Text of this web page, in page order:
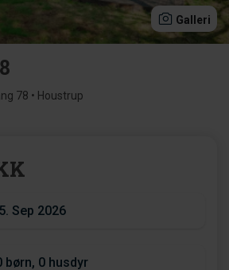
Galleri
78 • Houstrup